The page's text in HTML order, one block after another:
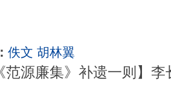
佚文 胡林翼
范源廉集》补遗一则】